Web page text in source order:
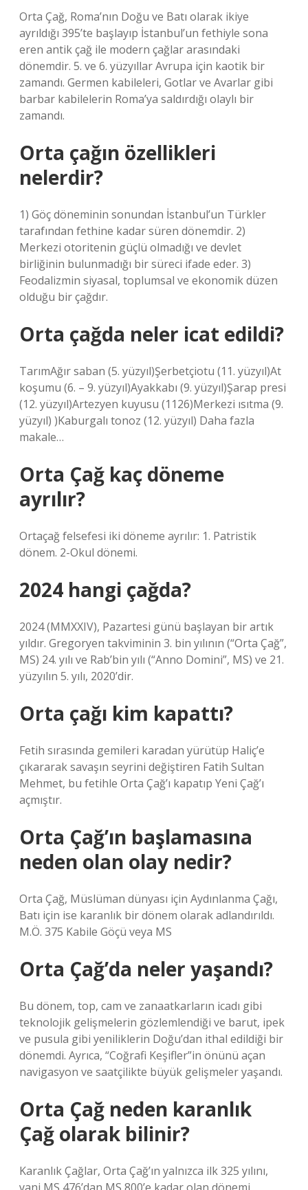
Orta Çağ, Roma’nın Doğu ve Batı olarak ikiye
ayrıldığı 395’te başlayıp İstanbul’un fethiyle sona
eren antik çağ ile modern çağlar arasındaki
dönemdir. 5. ve 6. yüzyıllar Avrupa için kaotik bir
zamandı. Germen kabileleri, Gotlar ve Avarlar gibi
barbar kabilelerin Roma’ya saldırdığı olaylı bir
zamandı.
Orta çağın özellikleri
nelerdir?
1) Göç döneminin sonundan İstanbul’un Türkler
tarafından fethine kadar süren dönemdir. 2)
Merkezi otoritenin güçlü olmadığı ve devlet
birliğinin bulunmadığı bir süreci ifade eder. 3)
Feodalizmin siyasal, toplumsal ve ekonomik düzen
olduğu bir çağdır.
Orta çağda neler icat edildi?
TarımAğır saban (5. yüzyıl)Şerbetçiotu (11. yüzyıl)At
koşumu (6. – 9. yüzyıl)Ayakkabı (9. yüzyıl)Şarap presi
(12. yüzyıl)Artezyen kuyusu (1126)Merkezi ısıtma (9.
yüzyıl) )Kaburgalı tonoz (12. yüzyıl) Daha fazla
makale…
Orta Çağ kaç döneme
ayrılır?
Ortaçağ felsefesi iki döneme ayrılır: 1. Patristik
dönem. 2-Okul dönemi.
2024 hangi çağda?
2024 (MMXXIV), Pazartesi günü başlayan bir artık
yıldır. Gregoryen takviminin 3. bin yılının (“Orta Çağ”,
MS) 24. yılı ve Rab’bin yılı (“Anno Domini”, MS) ve 21.
yüzyılın 5. yılı, 2020’dir.
Orta çağı kim kapattı?
Fetih sırasında gemileri karadan yürütüp Haliç’e
çıkararak savaşın seyrini değiştiren Fatih Sultan
Mehmet, bu fetihle Orta Çağ’ı kapatıp Yeni Çağ’ı
açmıştır.
Orta Çağ’ın başlamasına
neden olan olay nedir?
Orta Çağ, Müslüman dünyası için Aydınlanma Çağı,
Batı için ise karanlık bir dönem olarak adlandırıldı.
M.Ö. 375 Kabile Göçü veya MS
Orta Çağ’da neler yaşandı?
Bu dönem, top, cam ve zanaatkarların icadı gibi
teknolojik gelişmelerin gözlemlendiği ve barut, ipek
ve pusula gibi yeniliklerin Doğu’dan ithal edildiği bir
dönemdi. Ayrıca, “Coğrafi Keşifler”in önünü açan
navigasyon ve saatçilikte büyük gelişmeler yaşandı.
Orta Çağ neden karanlık
Çağ olarak bilinir?
Karanlık Çağlar, Orta Çağ’ın yalnızca ilk 325 yılını,